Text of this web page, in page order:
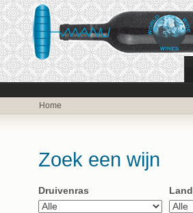
Home
Zoek een wijn
Druivenras Land